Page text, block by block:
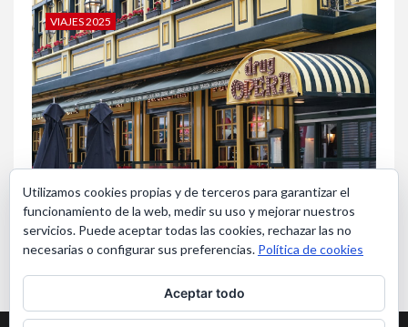
VIAJES 2025
Bruselas en Navidad
Utilizamos cookies propias y de terceros para garantizar el
funcionamiento de la web, medir su uso y mejorar nuestros
servicios. Puede aceptar todas las cookies, rechazar las no
necesarias o configurar sus preferencias. Política de cookies
Aceptar todo